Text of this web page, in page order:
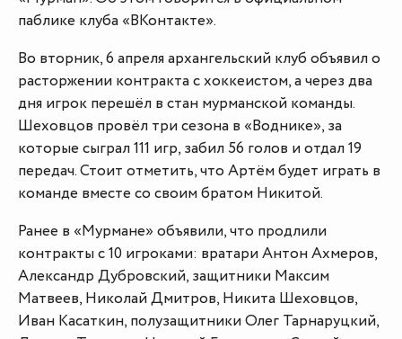
паблике клуба «ВКонтакте».
Во вторник, 6 апреля архангельский клуб объявил о
расторжении контракта с хоккеистом, а через два
дня игрок перешёл в стан мурманской команды.
Шеховцов провёл три сезона в «Воднике», за
которые сыграл 111 игр, забил 56 голов и отдал 19
передач. Стоит отметить, что Артём будет играть в
команде вместе со своим братом Никитой.
Ранее в «Мурмане» объявили, что продлили
контракты с 10 игроками: вратари Антон Ахмеров,
Александр Дубровский, защитники Максим
Матвеев, Николай Дмитров, Никита Шеховцов,
Иван Касаткин, полузащитники Олег Тарнаруцкий,